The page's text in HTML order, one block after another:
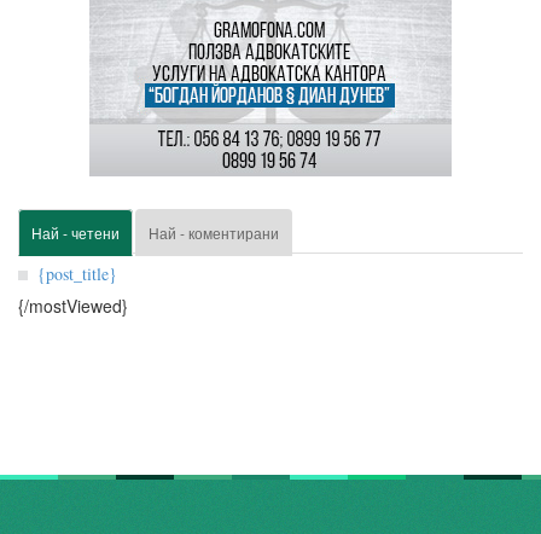
Най - четени Най - коментирани
{post_title}
{/mostViewed}